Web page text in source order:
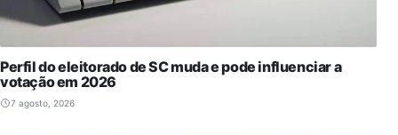
Perfil do eleitorado de SC muda e pode influenciar a
votação em 2026
7 agosto, 2026